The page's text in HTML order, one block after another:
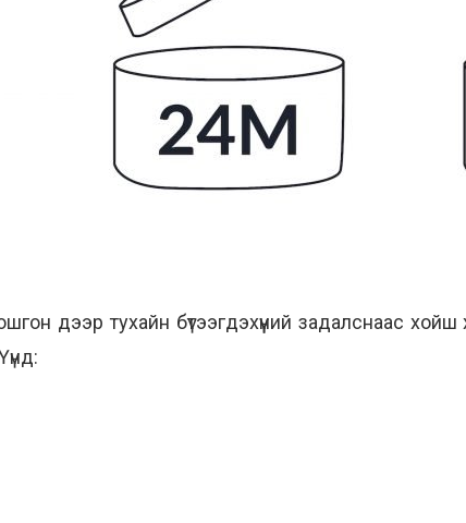
дээр тухайн бүтээгдэхүүний задалснаас